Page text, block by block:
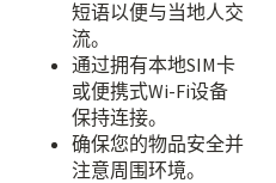
短语以便与当地人交
流。
通过拥有本地SIM卡
或便携式Wi-Fi设备
保持连接。
确保您的物品安全并
注意周围环境。